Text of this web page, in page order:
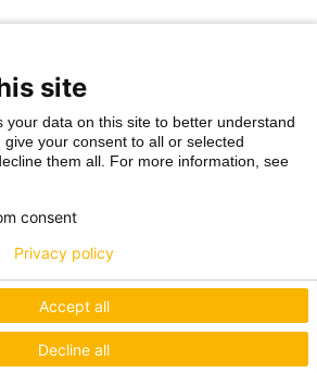
site
your data on this site to better understand
give your consent to all or selected
them all. For more information, see
consent
Accept all
Decline all
Privacy policy